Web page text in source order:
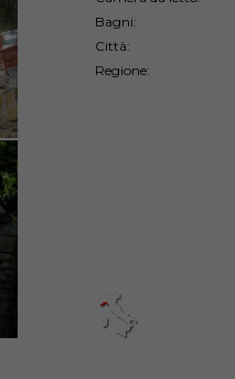
Bagni:
Città:
Regione: